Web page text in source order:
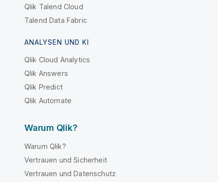
Qlik Talend Cloud
Talend Data Fabric
ANALYSEN UND KI
Qlik Cloud Analytics
Qlik Answers
Qlik Predict
Qlik Automate
Warum Qlik?
Warum Qlik?
Vertrauen und Sicherheit
Vertrauen und Datenschutz